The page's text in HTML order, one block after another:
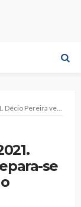
para o último mandato ao Município.
se